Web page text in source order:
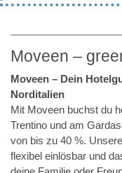
Moveen –
Moveen – Dein
Norditalien
Mit Moveen buchst du
Trentino und am
von bis zu 40 %.
flexibel einlösbar und